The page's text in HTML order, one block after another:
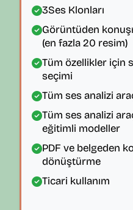
3Ses Klonları
Görüntüden
(en fazla 20 resim)
Tüm özellikler için
seçimi
Tüm ses analizi
Tüm ses analizi
eğitimli modeller
PDF ve belgeden
dönüştürme
Ticari kullanım